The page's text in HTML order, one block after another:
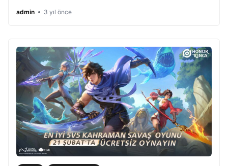
admin 3 yıl önce